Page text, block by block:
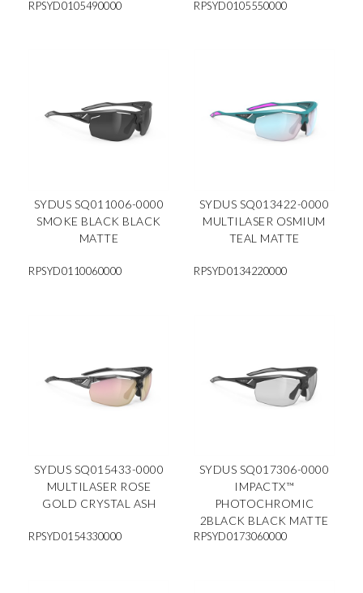
RPSYD0105490000 RPSYD0105550000
SYDUS SQ011006-0000
SMOKE BLACK BLACK
MATTE
RPSYD0110060000
SYDUS SQ013422-0000
MULTILASER OSMIUM
TEAL MATTE
RPSYD0134220000
SYDUS SQ015433-0000
MULTILASER ROSE
GOLD CRYSTAL ASH
RPSYD0154330000
SYDUS SQ017306-0000
IMPACTX™
PHOTOCHROMIC
2BLACK BLACK MATTE
RPSYD0173060000